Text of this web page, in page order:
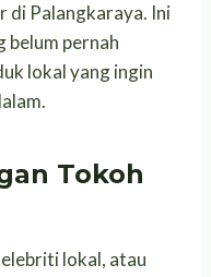
di Palangkaraya. Ini
belum pernah
lokal yang ingin
Tokoh
lokal, atau